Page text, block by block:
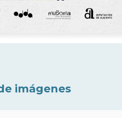
imágenes